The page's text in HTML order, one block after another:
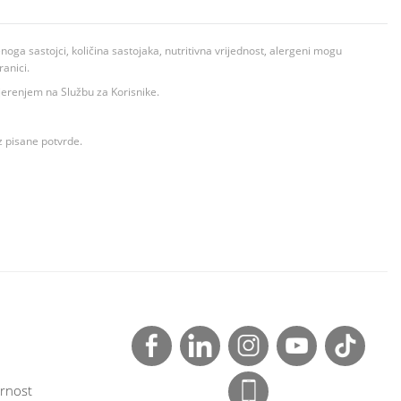
sastojci, količina sastojaka, nutritivna vrijednost, alergeni mogu
na Službu za Korisnike.
pisane potvrde.